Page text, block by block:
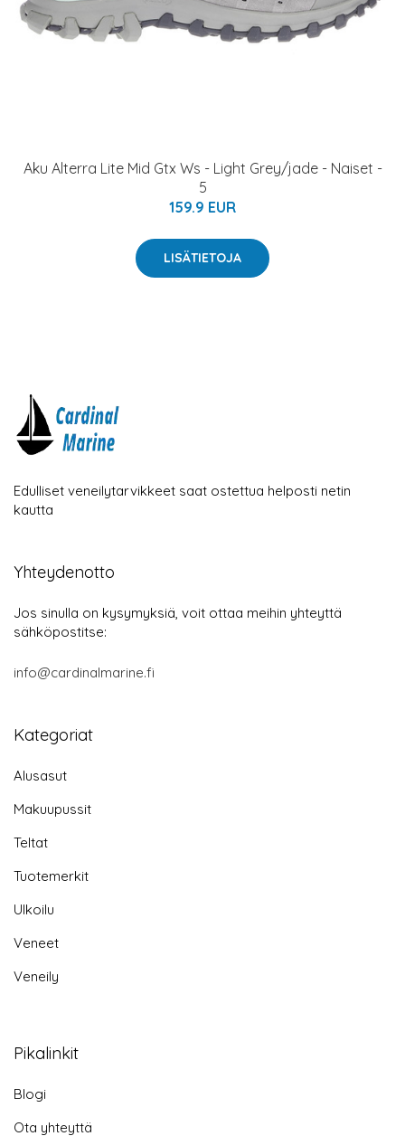
Aku Alterra Lite Mid Gtx Ws - Light Grey/jade - Naiset -
5
159.9 EUR
LISÄTIETOJA
Edulliset veneilytarvikkeet saat ostettua helposti netin
kautta
Yhteydenotto
Jos sinulla on kysymyksiä, voit ottaa meihin yhteyttä
sähköpostitse:
info@cardinalmarine.fi
Kategoriat
Alusasut
Makuupussit
Teltat
Tuotemerkit
Ulkoilu
Veneet
Veneily
Pikalinkit
Blogi
Ota yhteyttä